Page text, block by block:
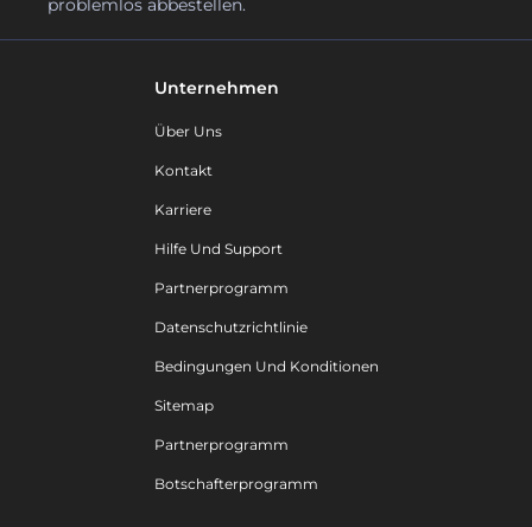
problemlos abbestellen.
Unternehmen
Über Uns
Kontakt
Karriere
Hilfe Und Support
Partnerprogramm
Datenschutzrichtlinie
Bedingungen Und Konditionen
Sitemap
Partnerprogramm
Botschafterprogramm